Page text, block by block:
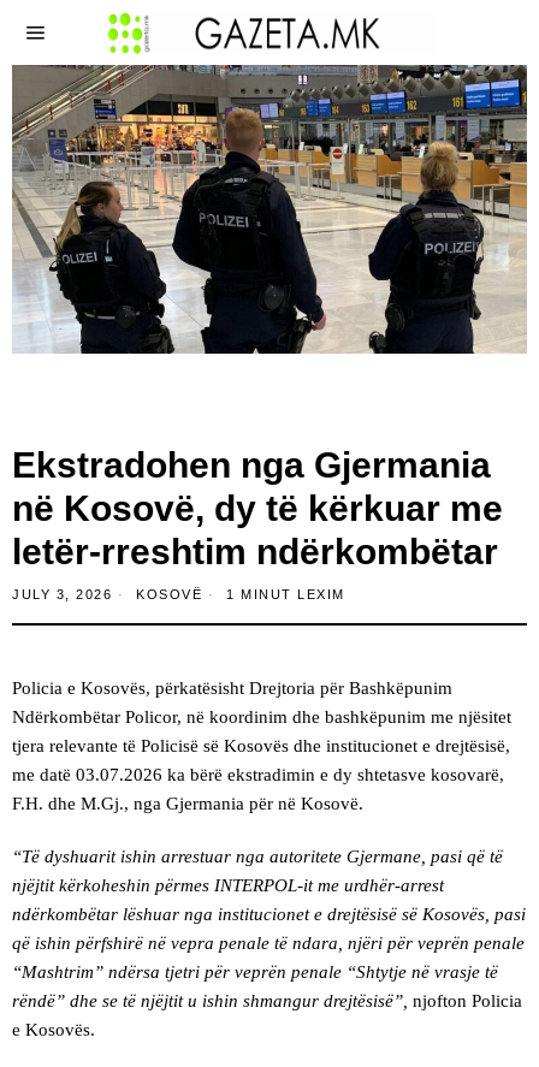
Ekstradohen nga Gjermania
në Kosovë, dy të kërkuar me
letër-rreshtim ndërkombëtar
JULY 3, 2026 KOSOVË 1 MINUT LEXIM
Policia e Kosovës, përkatësisht Drejtoria për Bashkëpunim
Ndërkombëtar Policor, në koordinim dhe bashkëpunim me njësitet
tjera relevante të Policisë së Kosovës dhe institucionet e drejtësisë,
me datë 03.07.2026 ka bërë ekstradimin e dy shtetasve kosovarë,
F.H. dhe M.Gj., nga Gjermania për në Kosovë.
“Të dyshuarit ishin arrestuar nga autoritete Gjermane, pasi që të
njëjtit kërkoheshin përmes INTERPOL-it me urdhër-arrest
ndërkombëtar lëshuar nga institucionet e drejtësisë së Kosovës, pasi
që ishin përfshirë në vepra penale të ndara, njëri për veprën penale
“Mashtrim” ndërsa tjetri për veprën penale “Shtytje në vrasje të
rëndë” dhe se të njëjtit u ishin shmangur drejtësisë”, njofton Policia
e Kosovës.